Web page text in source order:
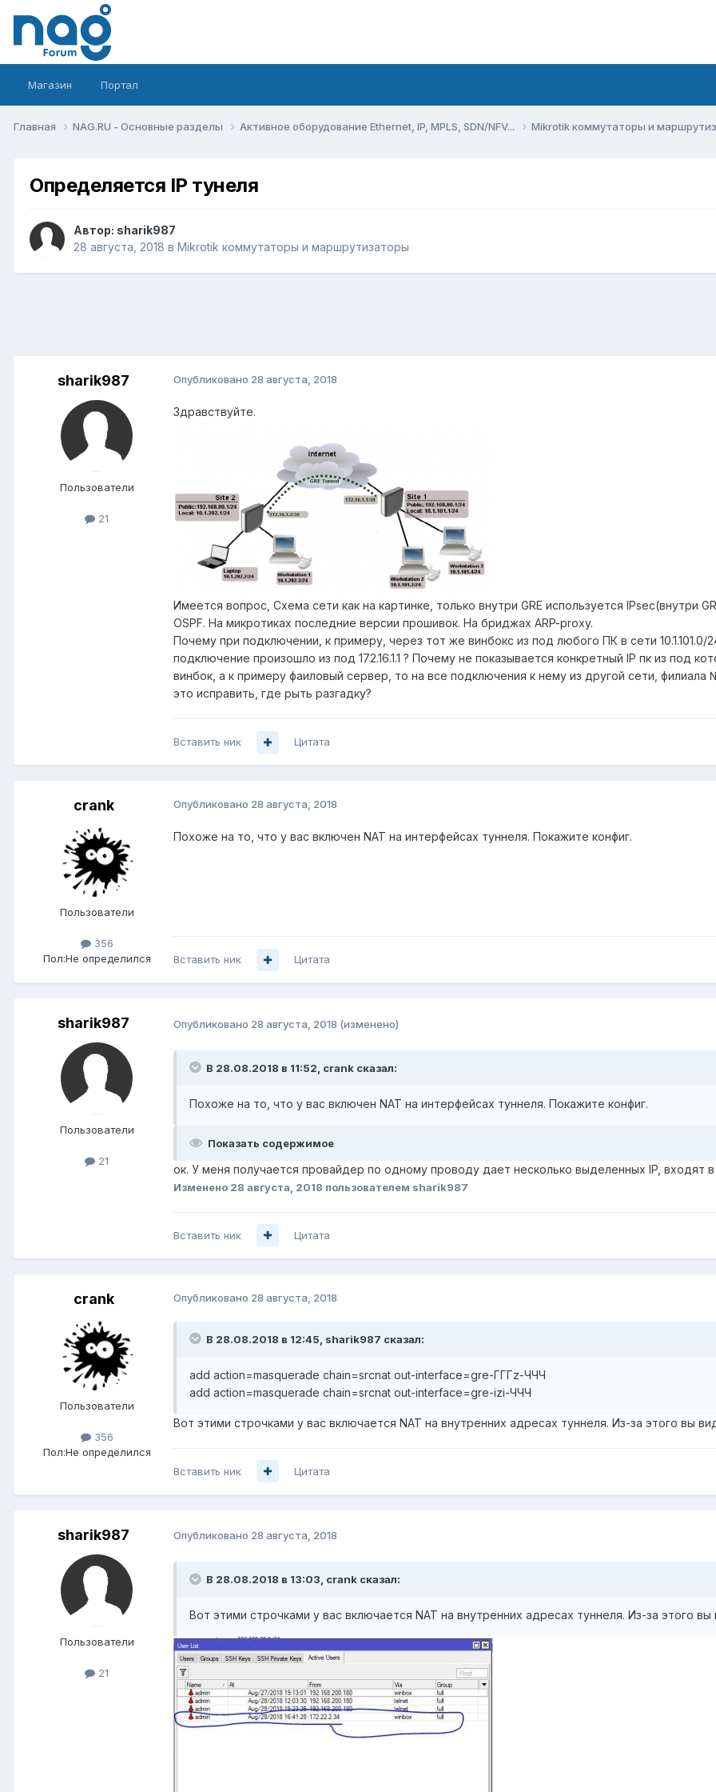
Магазин Портал
Главная NAG.RU - Основные разделы Активное оборудование Ethernet, IP, MPLS, SDN/NFV... Mikrotik коммутаторы и
Определяется IP тунеля
Автор: sharik987
28 августа, 2018 в Mikrotik коммутаторы и маршрутизаторы
sharik987
Пользователи
21
Опубликовано 28 августа, 2018
Здравствуйте.
Имеется вопрос, Схема сети как на картинке, только внутри GRE используется IPsec(внутри
OSPF. На микротиках последние версии прошивок. На бриджах ARP-proxy.
Почему при подключении, к примеру, через тот же винбокс из под любого ПК в сети 10.1.101.0/
подключение произошло из под 172.16.1.1 ? Почему не показывается конкретный IP пк из под
винбок, а к примеру фаиловый сервер, то на все подключения к нему из другой сети,
это исправить, где рыть разгадку?
Вставить ник Цитата
crank
Пользователи
356
Пол:Не определился
Опубликовано 28 августа, 2018
Похоже на то, что у вас включен NAT на интерфейсах туннеля. Покажите конфиг.
Вставить ник Цитата
sharik987
Пользователи
21
Опубликовано 28 августа, 2018 (изменено)
В 28.08.2018 в 11:52, crank сказал:
Похоже на то, что у вас включен NAT на интерфейсах туннеля. Покажите конфиг.
Показать содержимое
ок. У меня получается провайдер по одному проводу дает несколько выделенных IP, входят
Изменено 28 августа, 2018 пользователем sharik987
Вставить ник Цитата
crank
Пользователи
356
Пол:Не определился
Опубликовано 28 августа, 2018
В 28.08.2018 в 12:45, sharik987 сказал:
add action=masquerade chain=srcnat out-interface=gre-ГГГz-ЧЧЧ
add action=masquerade chain=srcnat out-interface=gre-izi-ЧЧЧ
Вот этими строчками у вас включается NAT на внутренних адресах туннеля. Из-за этого вы
Вставить ник Цитата
sharik987
Пользователи
21
Опубликовано 28 августа, 2018
В 28.08.2018 в 13:03, crank сказал:
Вот этими строчками у вас включается NAT на внутренних адресах туннеля. Из-за этого